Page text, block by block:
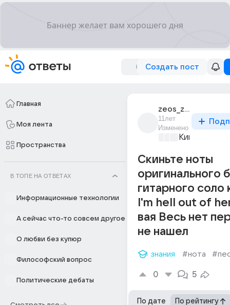
Создать пост
Главная
Моя лента
Пространства
В ТОПЕ НА ОТВЕТАХ
Информационные технологии
А сейчас что-то совсем другое
О любви без купюр
Философский вопрос
Политические дебаты
zeos_zeos_1
11лет
Изменено
Киномания
Скиньте ноты
оригинального
гитарного соло
I'm hell out of
вая Весь нет
не нашел
знания #нота
0 5
По дате По рейтингу